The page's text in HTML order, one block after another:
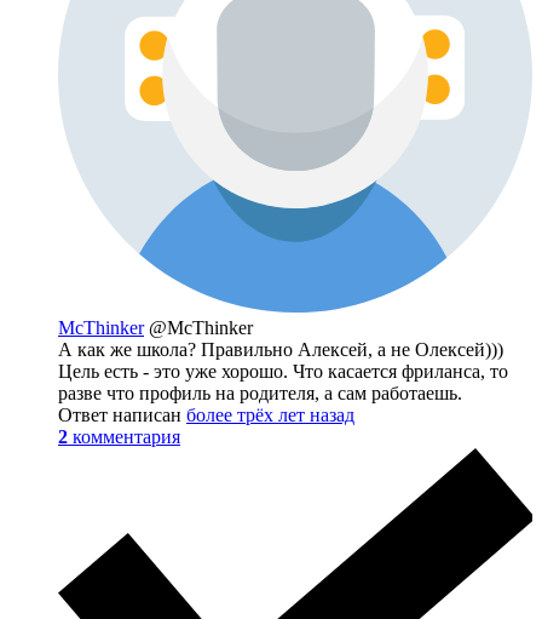
McThinker @McThinker
А как же школа? Правильно Алексей, а не Олексей)))
Цель есть - это уже хорошо. Что касается фриланса, то
разве что профиль на родителя, а сам работаешь.
Ответ написан более трёх лет назад
2 комментария